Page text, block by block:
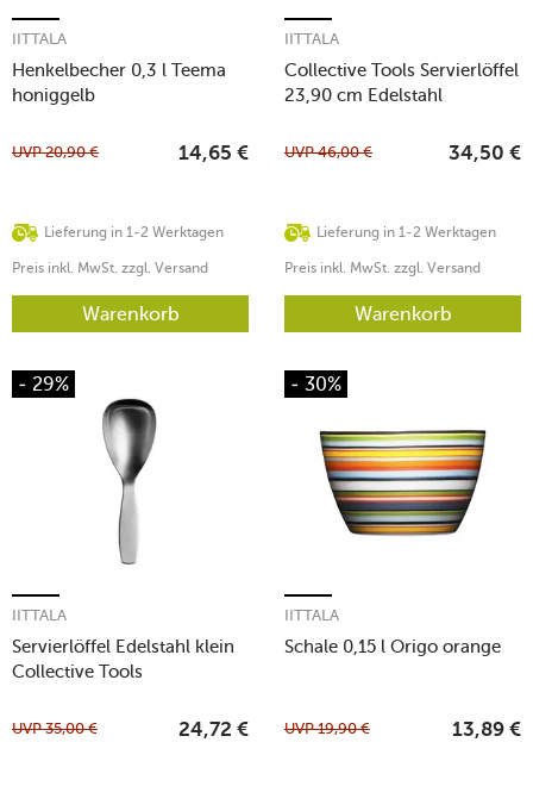
Henkelbecher 0,3 l Teema
honiggelb
IITTALA
Lieferung in 1-2 Werktagen
UVP20,90 € 14,65 €
Preis inkl. MwSt. zzgl. Versand
Warenkorb
Collective Tools Servierlöffel
23,90 cm Edelstahl
IITTALA
Lieferung in 1-2 Werktagen
UVP46,00 € 34,50 €
Preis inkl. MwSt. zzgl. Versand
Warenkorb
- 29%
Servierlöffel Edelstahl klein
Collective Tools
IITTALA
UVP35,00 € 24,72 €
- 30%
Schale 0,15 l Origo orange
IITTALA
UVP19,90 € 13,89 €